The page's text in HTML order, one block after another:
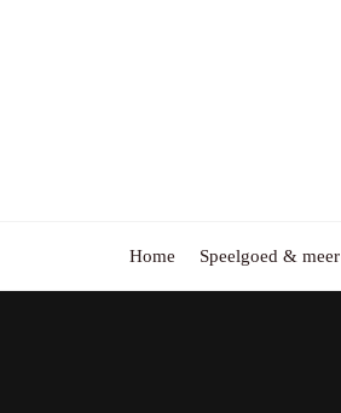
Home Speelgoed & meer